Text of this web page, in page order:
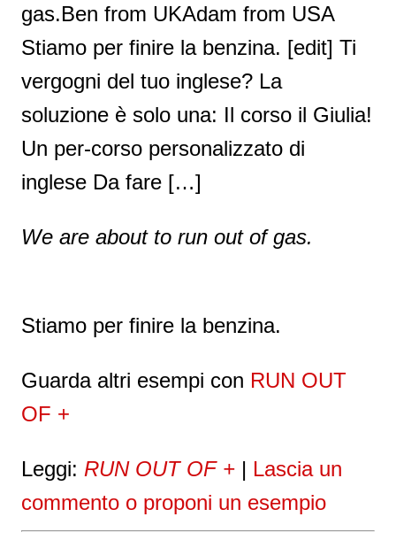
gas.Ben from UKAdam from USA
Stiamo per finire la benzina. [edit] Ti
vergogni del tuo inglese? La
soluzione è solo una: Il corso il Giulia!
Un per-corso personalizzato di
inglese Da fare […]
We are about to run out of gas.
Stiamo per finire la benzina.
Guarda altri esempi con RUN OUT
OF +
Leggi: RUN OUT OF + | Lascia un
commento o proponi un esempio